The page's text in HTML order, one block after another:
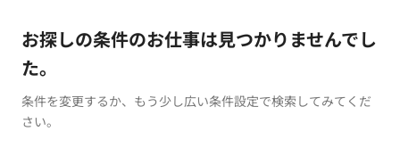
お探しの条件のお仕事は見つかりませんでし
た。
条件を変更するか、もう少し広い条件設定で検索してみてくだ
さい。